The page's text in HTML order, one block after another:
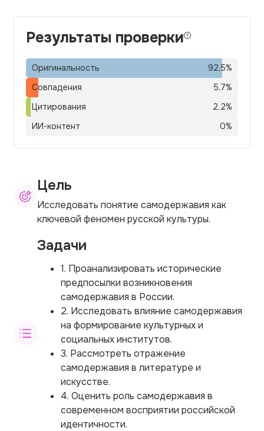
Результаты проверки
Оригинальность 92,5%
Совпадения
5,7%
Цитирования
2,2%
ИИ-контент
0%
Цель
Исследовать понятие самодержавия как
ключевой феномен русской культуры.
Задачи
1. Проанализировать исторические
предпосылки возникновения
самодержавия в России.
2. Исследовать влияние самодержавия
на формирование культурных и
социальных институтов.
3. Рассмотреть отражение
самодержавия в литературе и
искусстве.
4. Оценить роль самодержавия в
современном восприятии российской
идентичности.